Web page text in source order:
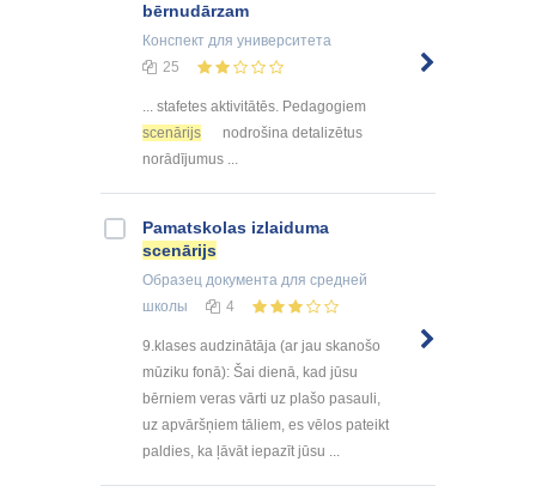
bērnudārzam
Конспект для университета
25
... stafetes aktivitātēs. Pedagogiem
scenārijs
nodrošina detalizētus
norādījumus ...
Pamatskolas izlaiduma
scenārijs
Образец документа для средней
школы
4
9.klases audzinātāja (ar jau skanošo
mūziku fonā): Šai dienā, kad jūsu
bērniem veras vārti uz plašo pasauli,
uz apvāršņiem tāliem, es vēlos pateikt
paldies, ka ļāvāt iepazīt jūsu ...